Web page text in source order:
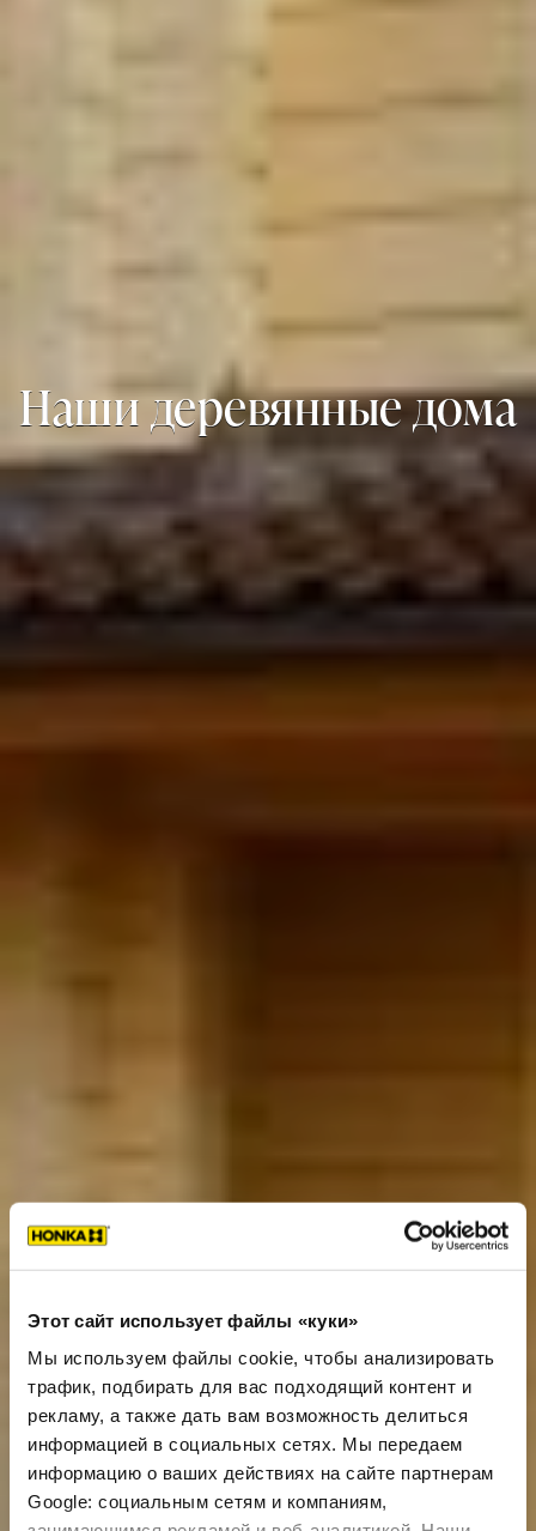
Этот сайт использует файлы «куки»
Мы используем файлы cookie, чтобы анализировать
трафик, подбирать для вас подходящий контент и
рекламу, а также дать вам возможность делиться
информацией в социальных сетях. Мы передаем
информацию о ваших действиях на сайте партнерам
Google: социальным сетям и компаниям,
Наши деревянные дома